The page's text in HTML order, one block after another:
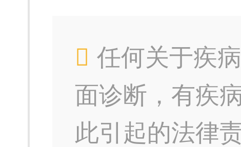
任何关于疾
面诊断，有疾
此引起的法律责